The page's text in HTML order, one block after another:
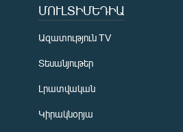
ՄՈՒԼՏԻՄԵԴԻԱ
Ազատություն TV
Տեսանյութեր
Լրատվական
Կիրակնօրյա